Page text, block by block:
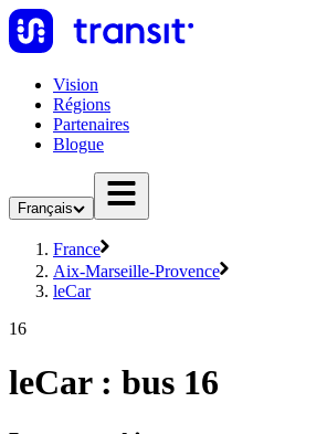
Vision
Régions
Partenaires
Blogue
Français
France
Aix-Marseille-Provence
leCar
16
leCar : bus 16